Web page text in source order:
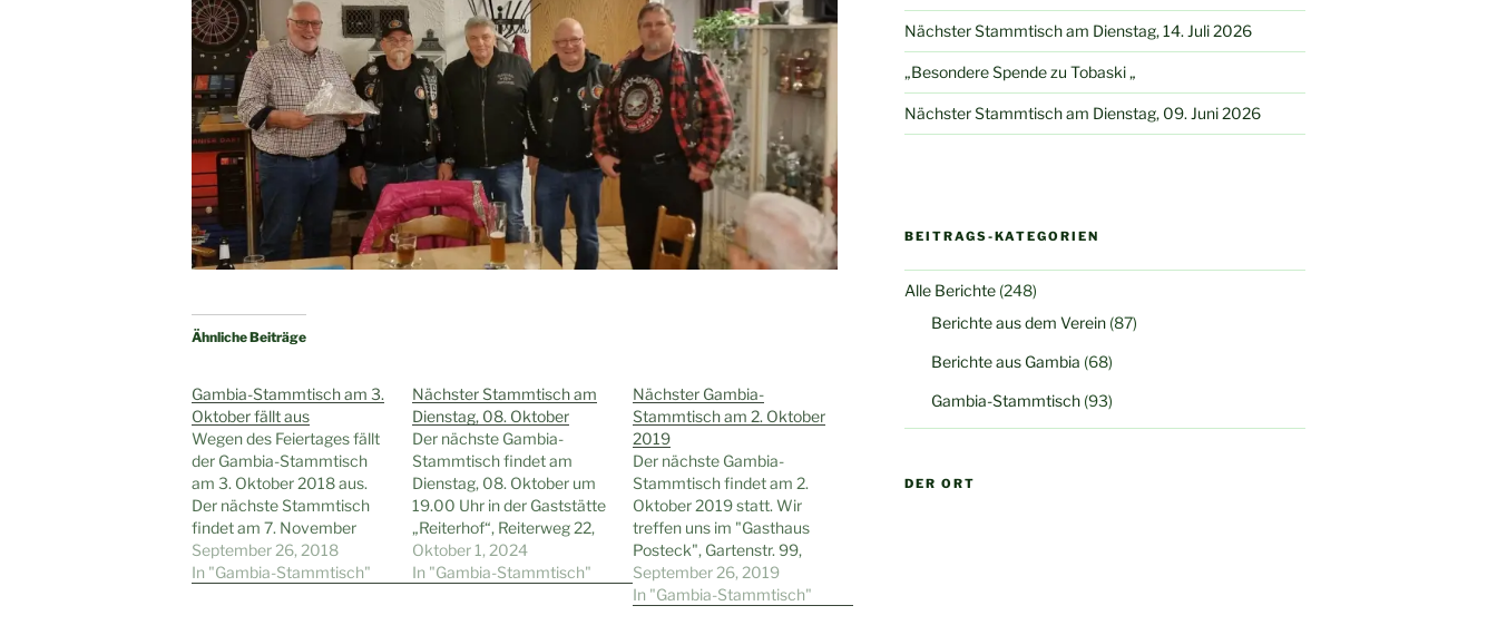
Ähnliche Beiträge
Gambia-Stammtisch am 3.
Oktober fällt aus
Wegen des Feiertages fällt
der Gambia-Stammtisch
am 3. Oktober 2018 aus.
Der nächste Stammtisch
findet am 7. November
2018 statt. Wir treffen uns
im "Kolpinghaus
September 26, 2018
In "Gambia-Stammtisch"
Nächster Stammtisch am
Dienstag, 08. Oktober
Der nächste Gambia-
Stammtisch findet am
Dienstag, 08. Oktober um
19.00 Uhr in der Gaststätte
„Reiterhof“, Reiterweg 22,
Wattenscheid-Höntrop,
statt.Gäste und
Oktober 1, 2024
In "Gambia-Stammtisch"
Nächster Gambia-
Stammtisch am 2. Oktober
2019
Der nächste Gambia-
Stammtisch findet am 2.
Oktober 2019 statt. Wir
treffen uns im "Gasthaus
Posteck", Gartenstr. 99,
Wattenscheid-Eppendorf,
um 19.00 Uhr. Gäste sind
September 26, 2019
In "Gambia-Stammtisch"
Nächster Stammtisch am Dienstag, 14. Juli 2026
„Besondere Spende zu Tobaski „
Nächster Stammtisch am Dienstag, 09. Juni 2026
BEITRAGS-KATEGORIEN
Alle Berichte (248)
Berichte aus dem Verein (87)
Berichte aus Gambia (68)
Gambia-Stammtisch (93)
DER ORT